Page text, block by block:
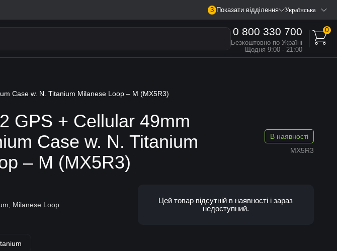
3 Показати відділення Українська
0 800 330 700
Безкоштовно по Україні
Щодня 9:00 - 21:00
0
Case w. N. Titanium Milanese Loop – M (MX5R3)
GPS + Cellular 49mm
Case w. N. Titanium
– M (MX5R3)
MX5R3
В наявності
Milanese Loop
Цей товар відсутній в наявності і зараз
недоступний.